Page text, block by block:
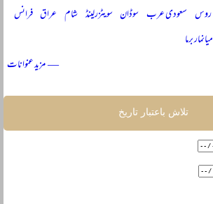
روس سعودی عرب سوڈان سویٹزرلینڈ شام عراق فرانس
میانمار برما
— مزید عنوانات
تلاش باعتبار تاریخ